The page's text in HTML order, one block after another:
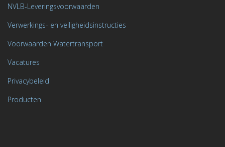
NVLB-Leveringsvoorwaarden
Verwerkings- en veiligheidsinstructies
Voorwaarden Watertransport
Vacatures
Privacybeleid
Producten